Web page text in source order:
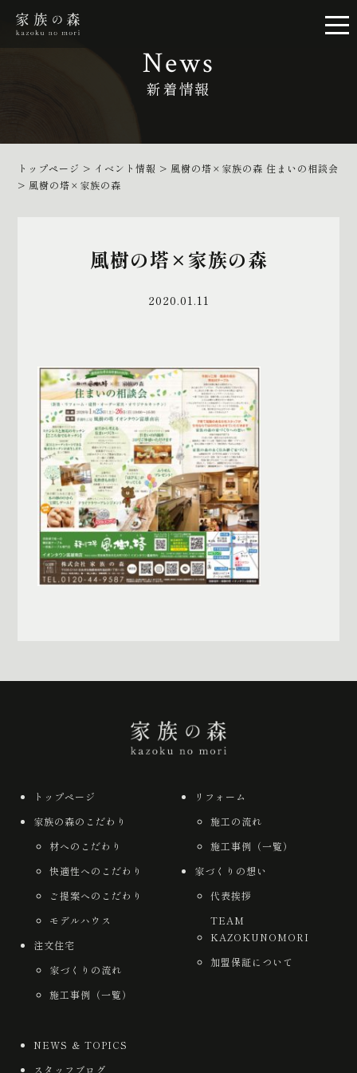
News
新着情報
トップページ > イベント情報 > 風樹の塔×家族の森 住まいの相談会
> 風樹の塔×家族の森
風樹の塔×家族の森
2020.01.11
トップページ
家族の森のこだわり
材へのこだわり
快適性へのこだわり
ご提案へのこだわり
モデルハウス
注文住宅
家づくりの流れ
施工事例（一覧）
リフォーム
施工の流れ
施工事例（一覧）
家づくりの想い
代表挨拶
TEAM
KAZOKUNOMORI
加盟保証について
NEWS ＆ TOPICS
スタッフブログ